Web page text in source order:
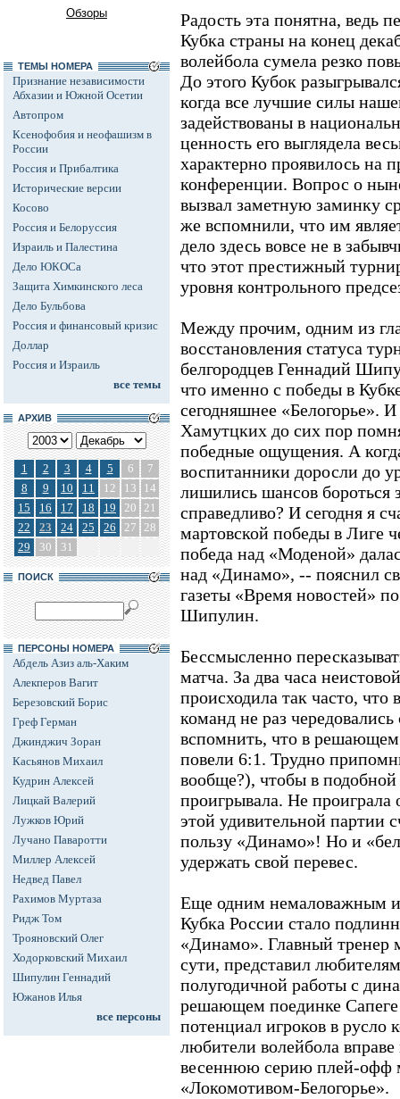
Обзоры
ТЕМЫ НОМЕРА
Признание независимости
Абхазии и Южной Осетии
Автопром
Ксенофобия и неофашизм в
России
Россия и Прибалтика
Исторические версии
Косово
Россия и Белоруссия
Израиль и Палестина
Дело ЮКОСа
Защита Химкинского леса
Дело Бульбова
Россия и финансовый кризис
Доллар
Россия и Израиль
все темы
АРХИВ
1 2 3 4 5 6
7
8
9 10 11 12 13
14
15
16 17 18 19 20 21
22
23 24 25 26 27 28
29
30 31
ПОИСК
ПЕРСОНЫ НОМЕРА
Абдель Азиз аль-Хаким
Алекперов Вагит
Березовский Борис
Греф Герман
Джинджич Зоран
Касьянов Михаил
Кудрин Алексей
Лицкай Валерий
Лужков Юрий
Лучано Паваротти
Миллер Алексей
Недвед Павел
Рахимов Муртаза
Ридж Том
Трояновский Олег
Ходорковский Михаил
Шипулин Геннадий
Южанов Илья
все персоны
Радость эта понятна, ведь
Кубка страны на конец
волейбола сумела резко
До этого Кубок
когда все лучшие силы
задействованы в
ценность его выглядела
характерно проявилось на
конференции. Вопрос о
вызвал заметную заминку
же вспомнили, что им
дело здесь вовсе не в
что этот престижный
уровня контрольного
Между прочим, одним из
восстановления статуса
белгородцев Геннадий
что именно с победы в
сегодняшнее «Белогорье».
Хамутцких до сих пор
победные ощущения. А
воспитанники доросли до
лишились шансов бороться
справедливо? И сегодня я
мартовской победы в Лиге
победа над «Моденой»
над «Динамо», -- пояснил
газеты «Время новостей»
Шипулин.
Бессмысленно
матча. За два часа
происходила так часто, что
команд не раз
вспомнить, что в решающем
повели 6:1. Трудно
вообще?), чтобы в
проигрывала. Не проиграла
этой удивительной партии
пользу «Динамо»! Но и
удержать свой перевес.
Еще одним немаловажным
Кубка России стало
«Динамо». Главный
сути, представил
полугодичной работы с
решающем поединке
потенциал игроков в русло
любители волейбола
весеннюю серию плей-офф
«Локомотивом-Белогорье».